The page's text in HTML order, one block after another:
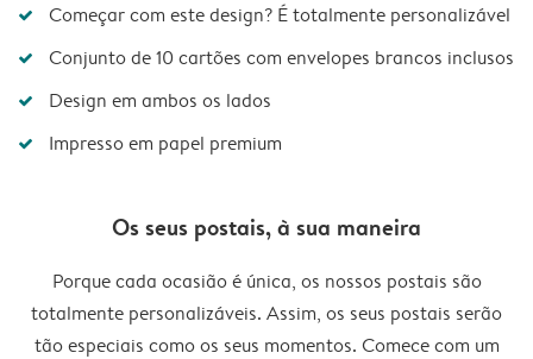
Começar com este design? É totalmente personalizável
Conjunto de 10 cartões com envelopes brancos inclusos
Design em ambos os lados
Impresso em papel premium
Os seus postais, à sua maneira
Porque cada ocasião é única, os nossos postais são
totalmente personalizáveis. Assim, os seus postais serão
tão especiais como os seus momentos. Comece com um